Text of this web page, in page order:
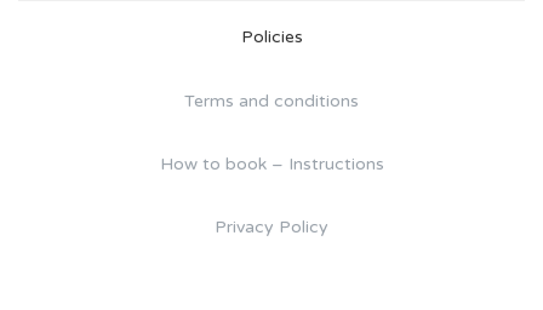
Policies
Terms and conditions
How to book – Instructions
Privacy Policy